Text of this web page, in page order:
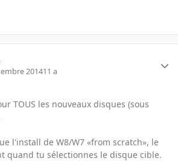
201411 a
TOUS les nouveaux disques (sous
l'install de W8/W7 «from scratch», le
quand tu sélectionnes le disque cible.